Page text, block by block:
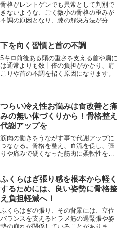
骨格がレントゲンでも異常として判別で
きないような、ごく微小の骨格の歪みが
不調の原因となり、膝の解決方法が分か
下を向く習慣と首の不調
5キロ前後ある頭の重さを支える首や肩に
は通常よりも数十倍の負担がかかり、肩
こりや首の不調を招く原因になります。
つらい冷え性お悩みは食改善と痛
みの無い体づくりから！骨格整え
代謝アップを
筋肉の働きをうながす事で代謝アップに
つながる。骨格を整え、血流を促し、張
りや痛みで硬くなった筋肉に柔軟性を取
ふくらはぎ張り感を根本から軽く
するためには、良い姿勢に骨格整
え負担軽減へ！
ふくらはぎの張り、その背景には、立位
バランスを支えるヒラメ筋の過緊張や姿
勢の崩れが関係していることがありま